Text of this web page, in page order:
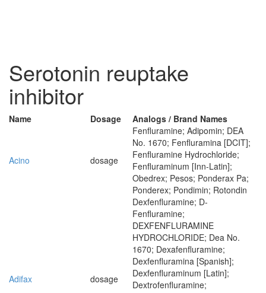
Serotonin reuptake
inhibitor
Name Dosage Analogs / Brand Names
Acino dosage
Fenfluramine; Adipomin; DEA
No. 1670; Fenfluramina [DCIT];
Fenfluramine Hydrochloride;
Fenfluraminum [Inn-Latin];
Obedrex; Pesos; Ponderax Pa;
Ponderex; Pondimin; Rotondin
Adifax dosage
Dexfenfluramine; D-
Fenfluramine;
DEXFENFLURAMINE
HYDROCHLORIDE; Dea No.
1670; Dexafenfluramine;
Dexfenfluramina [Spanish];
Dexfenfluraminum [Latin];
Dextrofenfluramine;